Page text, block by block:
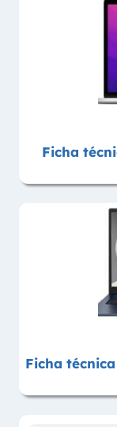
Ficha
Ficha